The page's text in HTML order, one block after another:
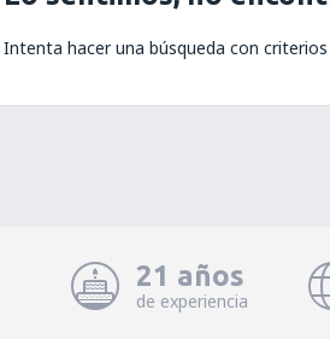
Intenta hacer una búsqueda con
21 años
de experiencia